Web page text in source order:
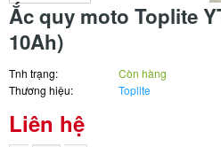
Ắc quy moto Toplite
10Ah)
Tnh trạng:
Còn hàng
Thương hiệu:
Toplite
Liên hệ